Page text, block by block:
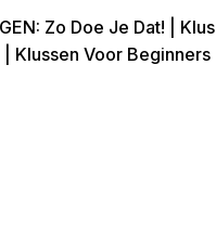
Zo Doe Je Dat! | Klus
| Klussen Voor Beginners